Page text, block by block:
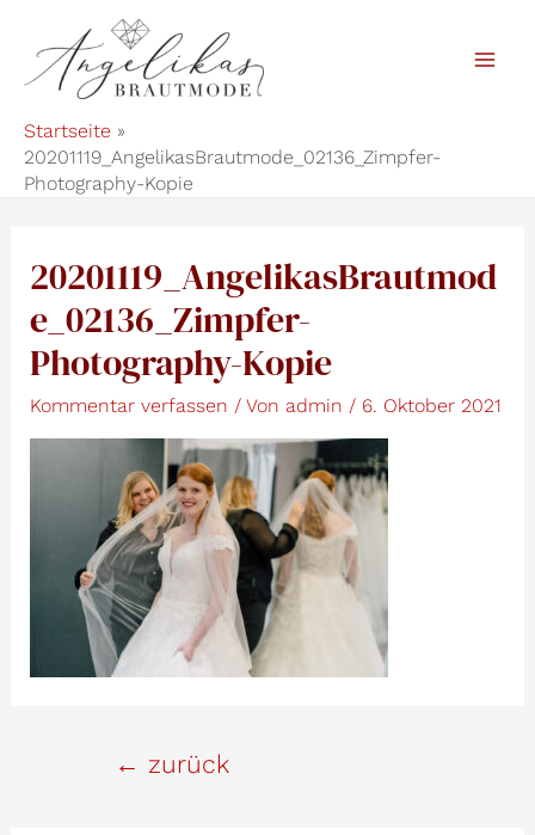
Inhalt
springen
Startseite
20201119_AngelikasBrautmode_02136_Zimpfer-
Photography-Kopie
20201119_AngelikasBrautmod
e_02136_Zimpfer-
Photography-Kopie
Kommentar verfassen / Von admin / 6. Oktober 2021
← zurück